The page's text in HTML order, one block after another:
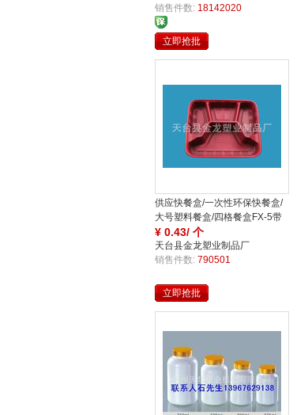
销售件数: 18142020
家
保
立即抢批
供应快餐盒/一次性环保快餐盒/
大号塑料餐盒/四格餐盒FX-5带
盖
¥ 0.43/ 个
天台县金龙塑业制品厂
销售件数: 790501
立即抢批